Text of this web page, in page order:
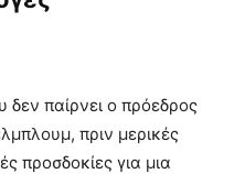
δεν παίρνει ο πρόεδρος
πριν μερικές
προσδοκίες για μια